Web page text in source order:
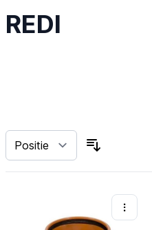
REDI